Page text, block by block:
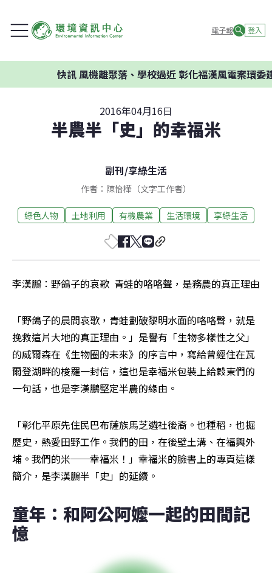
電子報 登入
風機離聚落、學校過近 彰化福漢風電案環委建議不
2016年04月16日
半農半「史」的幸福米
副刊/享綠生活
作者：陳怡樺（文字工作者）
綠色人物 土地利用 有機農業 生活環境 享綠生活
李漢鵬：野鴿子的哀歌  青蛙的咯咯聲，是務農的真正理由
「野鴿子的晨間哀歌，青蛙劃破黎明水面的咯咯聲，就是
挽救這片大地的真正理由。」是譽有「生物多樣性之父」
的威爾森在《生物圈的未來》的序言中，寫給曾經住在瓦
爾登湖畔的梭羅一封信，這也是幸福米包裝上給穀東們的
一句話，也是李漢鵬堅定半農的緣由。
「彰化平原先住民巴布薩族馬芝遴社後裔。也種稻，也掘
歷史，熱愛田野工作。我們的田，在後壁土溝、在福興外
埔。我們的米──幸福米！」幸福米的臉書上的專頁這樣
簡介，是李漢鵬半「史」的延續。
童年：和阿公阿嬤一起的田間記
憶